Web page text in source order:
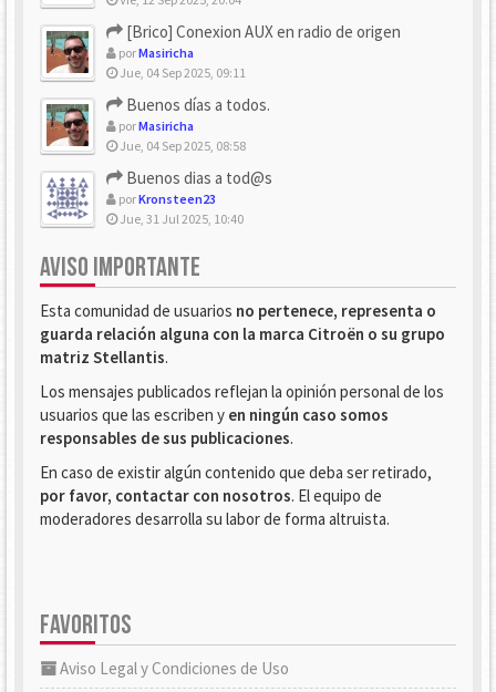
[Brico] Conexion AUX en radio de origen
porMasiricha
Jue, 04 Sep 2025, 09:11
Buenos días a todos.
porMasiricha
Jue, 04 Sep 2025, 08:58
Buenos dias a tod@s
porKronsteen23
Jue, 31 Jul 2025, 10:40
AVISO IMPORTANTE
Esta comunidad de usuarios no pertenece, representa o
guarda relación alguna con la marca Citroën o su grupo
matriz Stellantis.
Los mensajes publicados reflejan la opinión personal de los
usuarios que las escriben y en ningún caso somos
responsables de sus publicaciones.
En caso de existir algún contenido que deba ser retirado,
por favor, contactar con nosotros. El equipo de
moderadores desarrolla su labor de forma altruista.
FAVORITOS
Aviso Legal y Condiciones de Uso